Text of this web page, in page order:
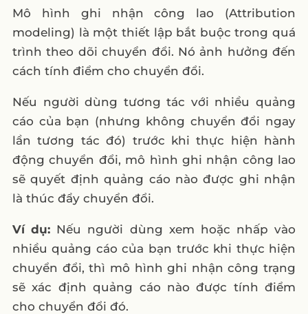
Mô hình ghi nhận công lao (Attribution
modeling) là một thiết lập bắt buộc trong quá
trình theo dõi chuyển đổi. Nó ảnh hưởng đến
cách tính điểm cho chuyển đổi.
Nếu người dùng tương tác với nhiều quảng
cáo của bạn (nhưng không chuyển đổi ngay
lần tương tác đó) trước khi thực hiện hành
động chuyển đổi, mô hình ghi nhận công lao
sẽ quyết định quảng cáo nào được ghi nhận
là thúc đẩy chuyển đổi.
Ví dụ: Nếu người dùng xem hoặc nhấp vào
nhiều quảng cáo của bạn trước khi thực hiện
chuyển đổi, thì mô hình ghi nhận công trạng
sẽ xác định quảng cáo nào được tính điểm
cho chuyển đổi đó.